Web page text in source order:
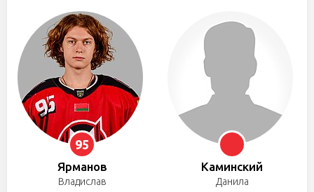
95
Ярманов
Владислав
Каминский
Данила